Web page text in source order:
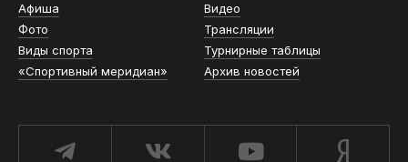
Афиша
Видео
Фото
Трансляции
Виды спорта
Турнирные таблицы
«Спортивный меридиан»
Архив новостей